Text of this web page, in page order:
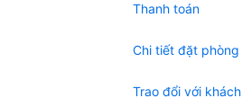
Thanh toán
Chi tiết đặt phòng
Trao đổi với khách